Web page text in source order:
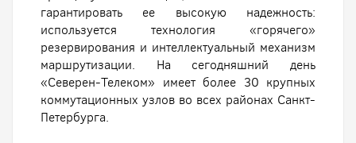
гарантировать ее высокую надежность:
используется технология «горячего»
резервирования и интеллектуальный механизм
маршрутизации. На сегодняшний день
«Северен-Телеком» имеет более 30 крупных
коммутационных узлов во всех районах Санкт-
Петербурга.